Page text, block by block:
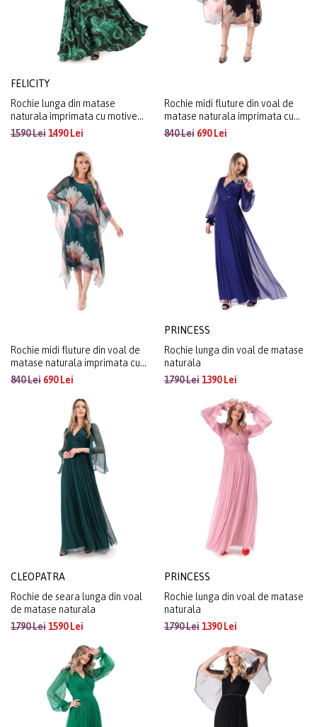
FELICITY
Rochie lunga din matase
naturala imprimata cu motive
paisley
1590 Lei1490 Lei
Rochie midi fluture din voal de
matase naturala imprimata cu
motive florale
840 Lei690 Lei
Rochie midi fluture din voal de
matase naturala imprimata cu
motive florale
840 Lei 690 Lei
PRINCESS
Rochie lunga din voal de matase
naturala
1790 Lei1390 Lei
CLEOPATRA
Rochie de seara lunga din voal
de matase naturala
1790 Lei1590 Lei
PRINCESS
Rochie lunga din voal de matase
naturala
1790 Lei1390 Lei